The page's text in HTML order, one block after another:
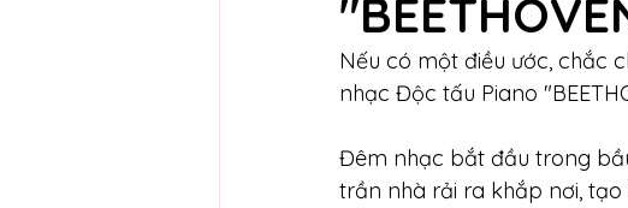
Nếu có một điều ước, chắc
nhạc Độc tấu Piano
Đêm nhạc bắt đầu trong
trần nhà rải ra khắp nơi,